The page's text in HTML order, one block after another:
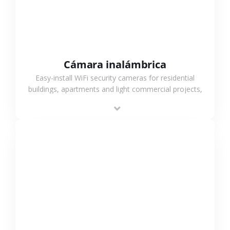
Cámara inalámbrica
Easy-install WiFi security cameras for residential
buildings, apartments and light commercial projects,
surveillance solutions.